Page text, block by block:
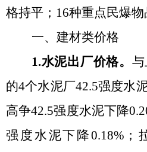
格持平； 16种重点民爆
一、建材类价格
1.水泥出厂价格。
的4个水泥厂42.5强度水
高争42.5强度水泥下降
强度水泥下降0.18%；